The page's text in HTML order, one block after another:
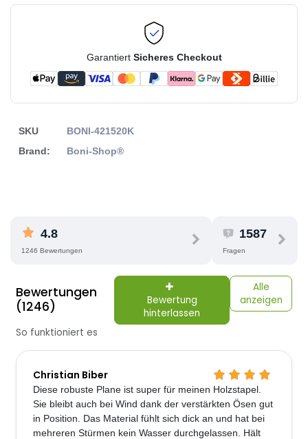
Garantiert Sicheres Checkout
SKU
BONI-421520K
Brand:
Boni-Shop®
4.8
1246 Bewertungen
1587
Fragen
Bewertungen
(1246)
Bewertung
hinterlassen
Alle
anzeigen
So funktioniert es
Christian Biber
Diese robuste Plane ist super für meinen Holzstapel.
Sie bleibt auch bei Wind dank der verstärkten Ösen gut
in Position. Das Material fühlt sich dick an und hat bei
mehreren Stürmen kein Wasser durchgelassen. Hält